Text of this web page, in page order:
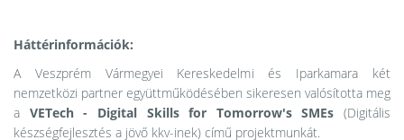
Háttérinformációk:
A Veszprém Vármegyei Kereskedelmi és Iparkamara két
nemzetközi partner együttműködésében sikeresen valósította meg
a VETech - Digital Skills for Tomorrow's SMEs (Digitális
készségfejlesztés a jövő kkv-inek) című projektmunkát.